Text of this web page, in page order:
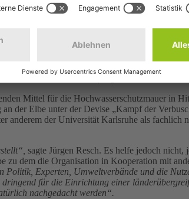
beim Hochwasserschutz unvermindert
und hebeln dabei zunehmend sogar
verkleinern statt sie zu vergrößern, würden
zum Schutz der Elbe (IKSE) nur
11.500 ha, in einem Entwurf der neuen
Das verstehe wer will“,
sagte Neuschulz.
Mittel für die Hochwasserschutzmauer in
der Elbe unter der Devise „Kampf der
anderem der Universität Karlsruhe als
sagte Jürgen Resch. Es helfe jedoch nicht,
dem die Organisation in Kooperation mit
Politik, Experten, Umweltverbände und die
für die Einrichtung einer
nachgedacht werden“.